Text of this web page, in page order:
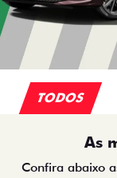
TODOS
As
Confira abaixo